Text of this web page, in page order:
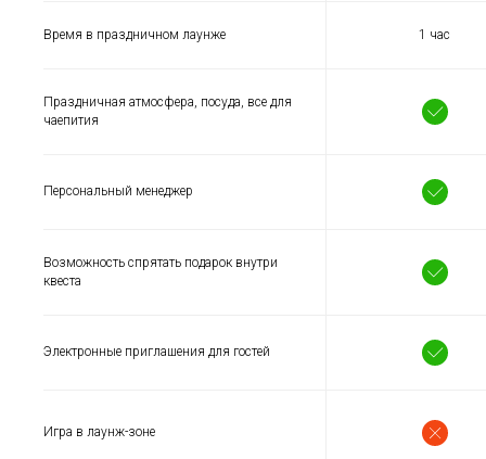
Время в праздничном лаунже 1 час
Праздничная атмосфера, посуда, все для
чаепития
Персональный менеджер
Возможность спрятать подарок внутри
квеста
Электронные приглашения для гостей
Игра в лаунж-зоне